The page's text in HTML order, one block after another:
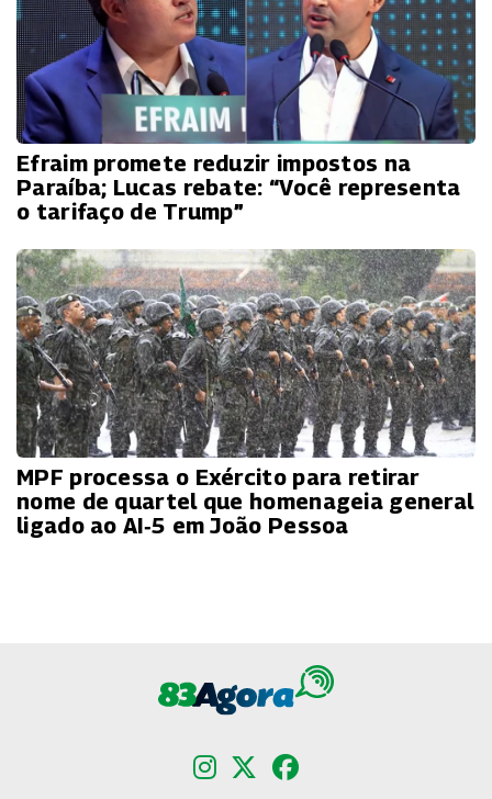
Efraim promete reduzir impostos na
Paraíba; Lucas rebate: “Você representa
o tarifaço de Trump”
MPF processa o Exército para retirar
nome de quartel que homenageia general
ligado ao AI‑5 em João Pessoa